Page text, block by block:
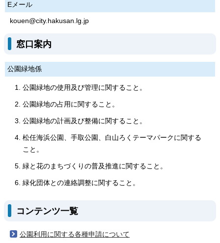
Eメール
kouen@city.hakusan.lg.jp
窓口案内
公園緑地係
公園緑地の使用及び管理に関すること。
公園緑地の占用に関すること。
公園緑地の計画及び整備に関すること。
松任海浜公園、手取公園、白山ろくテーマパークに関する
こと。
緑と花のまちづくりの普及推進に関すること。
緑化団体との連絡調整に関すること。
コンテンツ一覧
公園利用に関する各種申請について